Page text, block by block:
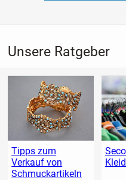
Unsere Ratgeber
Tipps zum
Verkauf von
Schmuckartikeln